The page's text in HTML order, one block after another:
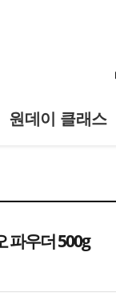
원데이 클래스
파우더 500g